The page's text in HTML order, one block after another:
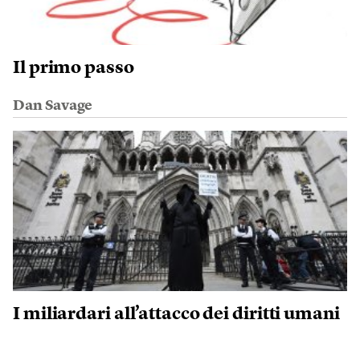
Il primo passo
Dan Savage
I miliardari all’attacco dei diritti umani